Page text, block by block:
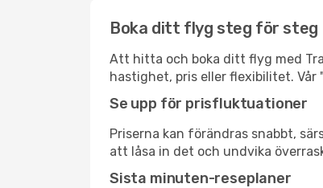
Boka ditt flyg steg för steg
Att hitta och boka ditt flyg med
hastighet, pris eller flexibilitet.
Se upp för prisfluktuationer
Priserna kan förändras snabbt,
att låsa in det och undvika
Sista minuten-reseplaner